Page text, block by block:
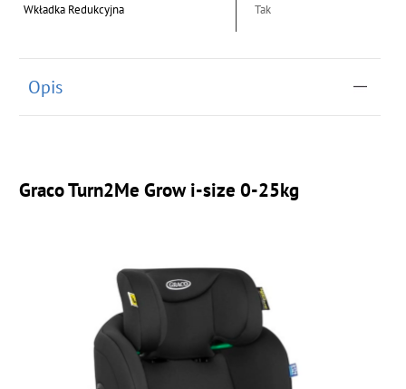
Wkładka Redukcyjna
Tak
Opis
Graco Turn2Me Grow i-size 0-25kg